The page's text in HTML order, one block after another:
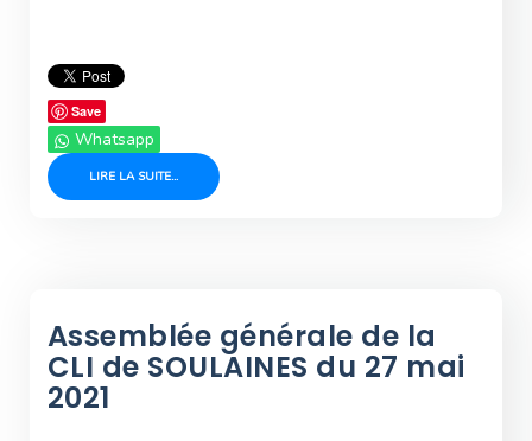
Save
Whatsapp
LIRE LA SUITE...
Assemblée générale de la
CLI de SOULAINES du 27 mai
2021